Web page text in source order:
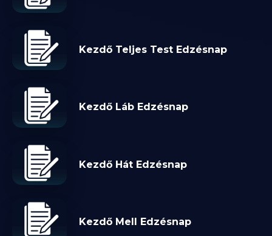
Kezdő Teljes Test Edzésnap
Kezdő Láb Edzésnap
Kezdő Hát Edzésnap
Kezdő Mell Edzésnap